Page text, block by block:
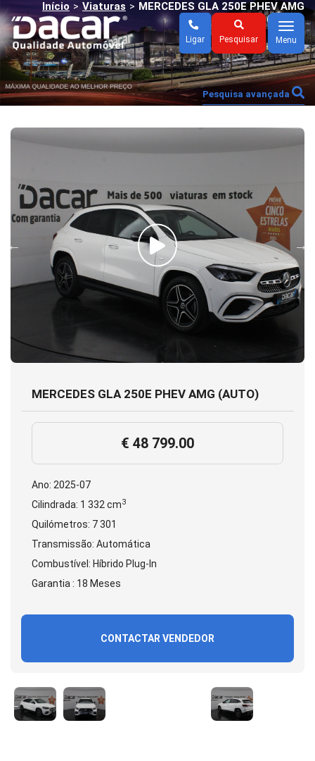
Pesquisar
Ligar
Menu
Menu
Início > Viaturas > MERCEDES GLA 250E PHEV AMG
(AUTO)
Pesquisa avançada
MERCEDES GLA 250E PHEV AMG (AUTO)
€ 48 799.00
Ano: 2025-07
Cilindrada: 1 332 cm3
Quilómetros: 7 301
Transmissão: Automática
Combustível: Híbrido Plug-In
Garantia : 18 Meses
CONTACTAR VENDEDOR